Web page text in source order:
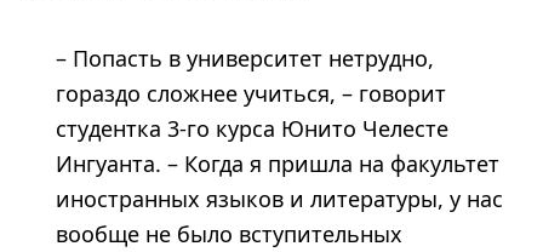
– Попасть в университет нетрудно,
гораздо сложнее учиться, – говорит
студентка 3-го курса Юнито Челесте
Ингуанта. – Когда я пришла на факультет
иностранных языков и литературы, у нас
вообще не было вступительных